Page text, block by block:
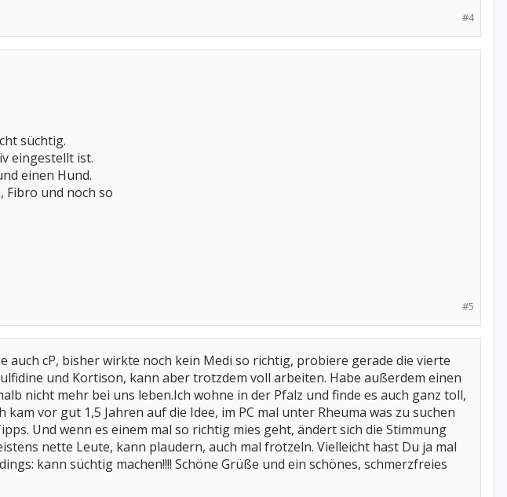
#4
süchtig.
eingestellt ist.
einen Hund.
Fibro und noch so
#5
auch cP, bisher wirkte noch kein Medi so richtig, probiere gerade die vierte
und Kortison, kann aber trotzdem voll arbeiten. Habe außerdem einen
nicht mehr bei uns leben.Ich wohne in der Pfalz und finde es auch ganz toll,
vor gut 1,5 Jahren auf die Idee, im PC mal unter Rheuma was zu suchen
Und wenn es einem mal so richtig mies geht, ändert sich die Stimmung
nette Leute, kann plaudern, auch mal frotzeln. Vielleicht hast Du ja mal
kann süchtig machen!!!! Schöne Grüße und ein schönes, schmerzfreies